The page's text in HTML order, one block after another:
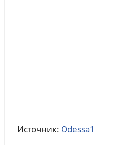
Источник: Odessa1